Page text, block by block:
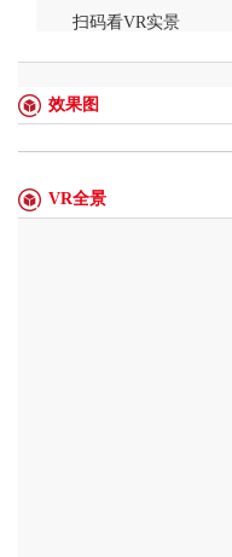
扫码看VR实景
效果图
VR全景